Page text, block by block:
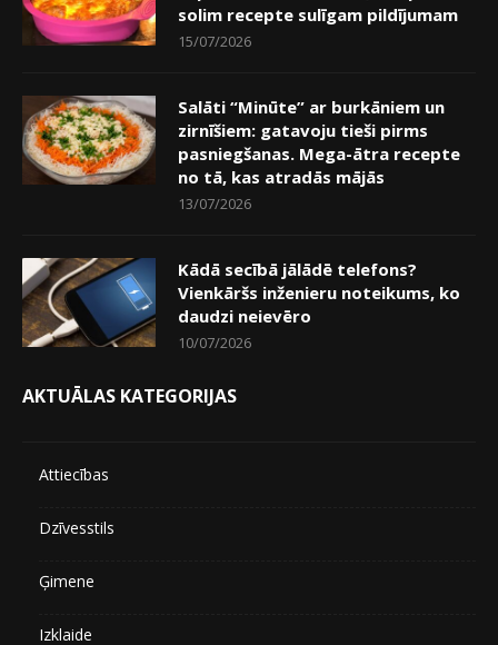
solim recepte sulīgam pildījumam
15/07/2026
Salāti “Minūte” ar burkāniem un
zirnīšiem: gatavoju tieši pirms
pasniegšanas. Mega-ātra recepte
no tā, kas atradās mājās
13/07/2026
Kādā secībā jālādē telefons?
Vienkāršs inženieru noteikums, ko
daudzi neievēro
10/07/2026
AKTUĀLAS KATEGORIJAS
Attiecības
Dzīvesstils
Ģimene
Izklaide